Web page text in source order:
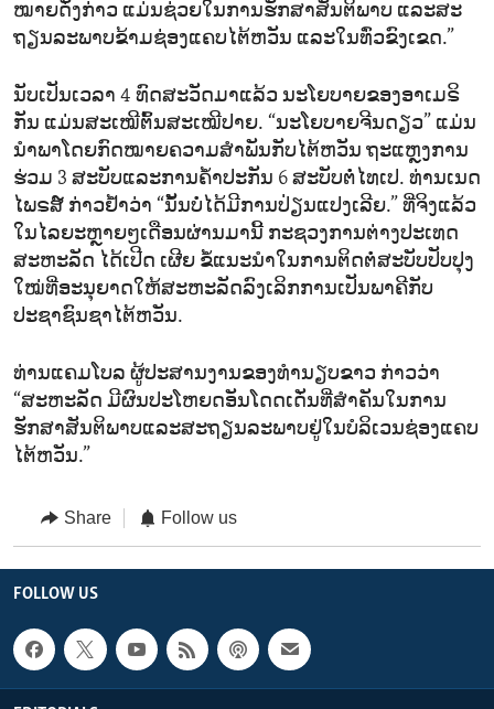
ໝາຍດັ່ງກ່າວ ແມ່ນຊ່ວຍໃນການຮັກສາສັນຕິພາບ ແລະສະ
ຖຽນລະພາບຂ້າມຊ່ອງແຄບໄຕ້ຫວັນ ແລະໃນທົ່ວຂົງເຂດ.”
ນັບເປັນເວລາ 4 ທົດສະວັດມາແລ້ວ ນະໂຍບາຍຂອງອາເມຣິ
ກັນ ແມ່ນສະເໝີຕົ້ນສະເໝີປາຍ. “ນະໂຍບາຍຈີນດຽວ” ແມ່ນ
ນຳພາໂດຍກົດໝາຍຄວາມສຳພັນກັບໄຕ້ຫວັນ ຖະແຫຼງການ
ຮ່ວມ 3 ສະບັບແລະການຄ້ຳປະກັນ 6​ ສະບັບຕໍ່ໄທເປ. ທ່ານເນດ
ໄພຣສ໌ ກ່າວຢ້ຳວ່າ “ນັ້ນບໍ່ໄດ້ມີການປ່ຽນແປງເລີຍ.” ທີ່ຈິງແລ້ວ
ໃນໄລຍະຫຼາຍໆເດືອນຜ່ານມານີ້ ກະຊວງການຕ່າງປະເທດ
ສະຫະລັດ ໄດ້ເປີດ ເຜີຍ ຂໍ້ແນະນຳໃນການຕິດຕໍ່ສະບັບປັບປຸງ
ໃໝ່ທີ່ອະນຸຍາດໃຫ້ສະຫະລັດລົງເລິກການເປັນພາຄີກັບ
ປະຊາຊົນຊາໄຕ້ຫວັນ.
ທ່ານແຄມໂບລ ຜູ້ປະສານງານຂອງທຳນຽບຂາວ ກ່າວວ່າ
“ສະຫະລັດ ມີຜົນປະໂຫຍດອັນໂດດເດັ່ນທີ່ສຳຄັນໃນການ
ຮັກສາສັນຕິພາບແລະສະຖຽນລະພາບຢູ່ໃນບໍລິເວນຊ່ອງແຄບ
ໄຕ້ຫວັນ.”
Share Follow us
FOLLOW US